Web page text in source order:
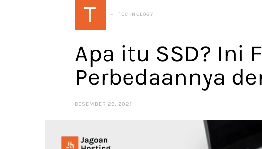
T TECHNOLOGY
Apa itu SSD? Ini
Perbedaannya
DESEMBER 29, 2021